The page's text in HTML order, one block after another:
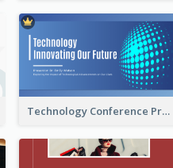
Technology Conference Presentation